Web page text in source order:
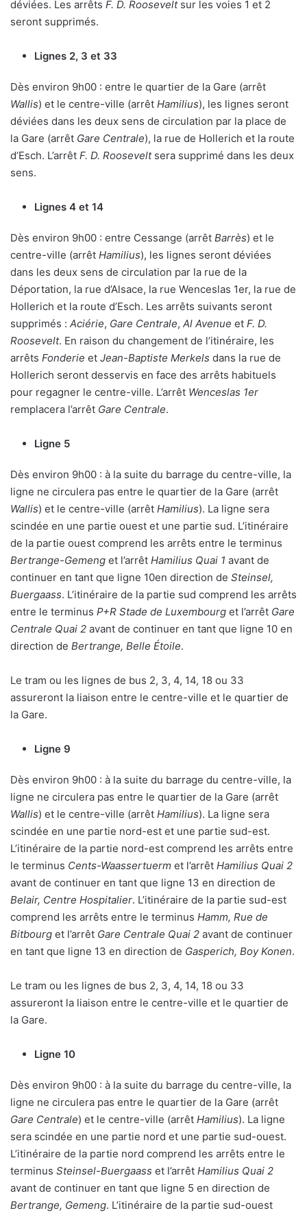
déviées. Les arrêts F. D. Rooseveltsur les voies 1 et 2
seront supprimés.
Lignes 2, 3 et 33
Dès environ 9h00 : entre le quartier de la Gare (arrêt
Wallis) et le centre-ville (arrêt Hamilius), les lignes seront
déviées dans les deux sens de circulation par la place de
la Gare (arrêt Gare Centrale), la rue de Hollerich et la route
d’Esch. L’arrêt F. D. Rooseveltsera supprimé dans les deux
sens.
Lignes 4 et 14
Dès environ 9h00 : entre Cessange (arrêt Barrès) et le
centre-ville (arrêt Hamilius), les lignes seront déviées
dans les deux sens de circulation par la rue de la
Déportation, la rue d’Alsace, la rue Wenceslas 1er, la rue de
Hollerich et la route d’Esch. Les arrêts suivants seront
supprimés : Aciérie, Gare Centrale, Al Avenue et F. D.
Roosevelt. En raison du changement de l’itinéraire, les
arrêts Fonderie et Jean-Baptiste Merkels dans la rue de
Hollerich seront desservis en face des arrêts habituels
pour regagner le centre-ville. L’arrêt Wenceslas 1er
remplacera l’arrêt Gare Centrale.
Ligne 5
Dès environ 9h00 : à la suite du barrage du centre-ville, la
ligne ne circulera pas entre le quartier de la Gare (arrêt
Wallis) et le centre-ville (arrêt Hamilius). La ligne sera
scindée en une partie ouest et une partie sud. L’itinéraire
de la partie ouest comprend les arrêts entre le terminus
Bertrange-Gemeng et l’arrêt Hamilius Quai 1 avant de
continuer en tant que ligne 10en direction de Steinsel,
Buergaass. L’itinéraire de la partie sud comprend les arrêts
entre le terminus P+R Stade de Luxembourg et l’arrêt Gare
Centrale Quai 2 avant de continuer en tant que ligne 10 en
direction de Bertrange, Belle Étoile.
Le tram ou les lignes de bus 2, 3, 4, 14, 18 ou 33
assureront la liaison entre le centre-ville et le quartier de
la Gare.
Ligne 9
Dès environ 9h00 : à la suite du barrage du centre-ville, la
ligne ne circulera pas entre le quartier de la Gare (arrêt
Wallis) et le centre-ville (arrêt Hamilius). La ligne sera
scindée en une partie nord-est et une partie sud-est.
L’itinéraire de la partie nord-est comprend les arrêts entre
le terminus Cents-Waassertuerm et l’arrêt Hamilius Quai 2
avant de continuer en tant que ligne 13 en direction de
Belair, Centre Hospitalier. L’itinéraire de la partie sud-est
comprend les arrêts entre le terminus Hamm, Rue de
Bitbourg et l’arrêt Gare Centrale Quai 2 avant de continuer
en tant que ligne 13 en direction de Gasperich, Boy Konen.
Le tram ou les lignes de bus 2, 3, 4, 14, 18 ou 33
assureront la liaison entre le centre-ville et le quartier de
la Gare.
Ligne 10
Dès environ 9h00 : à la suite du barrage du centre-ville, la
ligne ne circulera pas entre le quartier de la Gare (arrêt
Gare Centrale) et le centre-ville (arrêt Hamilius). La ligne
sera scindée en une partie nord et une partie sud-ouest.
L’itinéraire de la partie nord comprend les arrêts entre le
terminus Steinsel-Buergaass et l’arrêt Hamilius Quai 2
avant de continuer en tant que ligne 5 en direction de
Bertrange, Gemeng. L’itinéraire de la partie sud-ouest